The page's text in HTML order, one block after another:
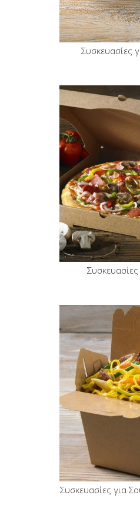
Συσκευασίες
Συσκευασίες για